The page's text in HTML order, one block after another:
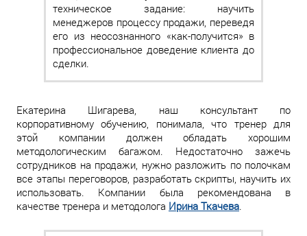
техническое задание: научить
менеджеров процессу продажи, переведя
его из неосознанного «как-получится» в
профессиональное доведение клиента до
сделки.
Екатерина Шигарева, наш консультант по
корпоративному обучению, понимала, что тренер для
этой компании должен обладать хорошим
методологическим багажом. Недостаточно зажечь
сотрудников на продажи, нужно разложить по полочкам
все этапы переговоров, разработать скрипты, научить их
использовать. Компании была рекомендована в
качестве тренера и методолога Ирина Ткачева.